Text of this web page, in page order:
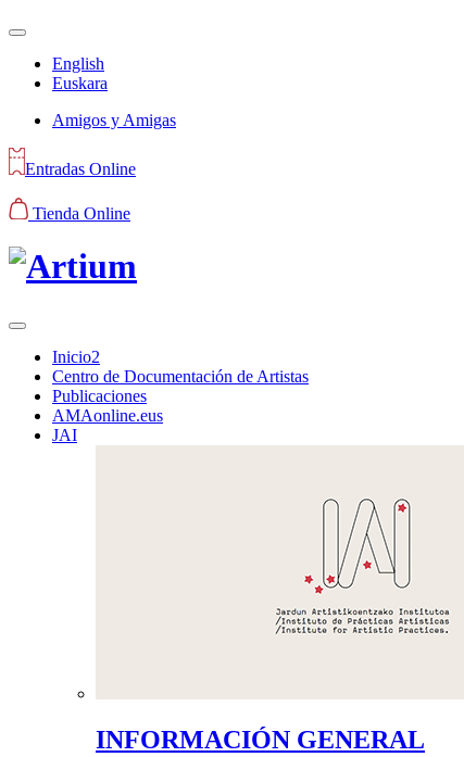
English
Euskara
Amigos y Amigas
Entradas Online
Tienda Online
Inicio2
Centro de Documentación de Artistas
Publicaciones
AMAonline.eus
JAI
INFORMACIÓN GENERAL